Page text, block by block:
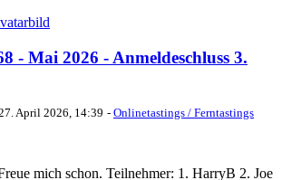
- Mai 2026 - Anmeldeschluss 3.
April 2026, 14:39 - Onlinetastings / Ferntastings
mich schon. Teilnehmer: 1. HarryB 2. Joe